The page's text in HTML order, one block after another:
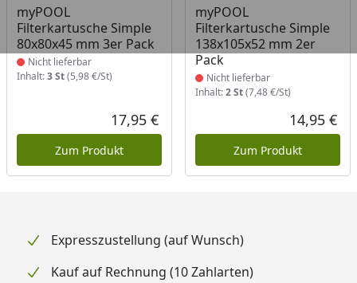
myPOOL
Filterkartusche Simple
80x80x45 mm 3er Pack
Produkt nicht lieferbar
Nicht lieferbar
Inhalt:3 St(5,98 €/St)
Aktueller Preis
17,95 €
Zum Produkt
myPOOL
Filterkartusche Simple
138x105x52 mm 2er
Pack
Produkt nicht lieferbar
Nicht lieferbar
Inhalt:2 St(7,48 €/St)
14,95 €
Zum Produkt
Expresszustellung (auf Wunsch)
Kauf auf Rechnung (10 Zahlarten)